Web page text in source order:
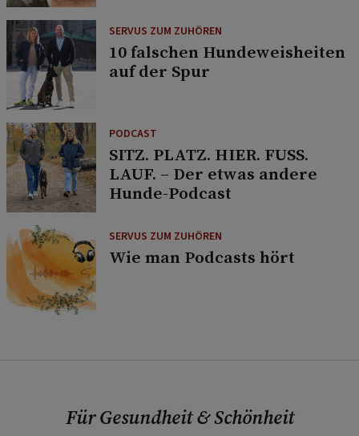
SERVUS ZUM ZUHÖREN
10 falschen Hundeweisheiten
auf der Spur
PODCAST
SITZ. PLATZ. HIER. FUSS.
LAUF. – Der etwas andere
Hunde-Podcast
SERVUS ZUM ZUHÖREN
Wie man Podcasts hört
Für Gesundheit & Schönheit